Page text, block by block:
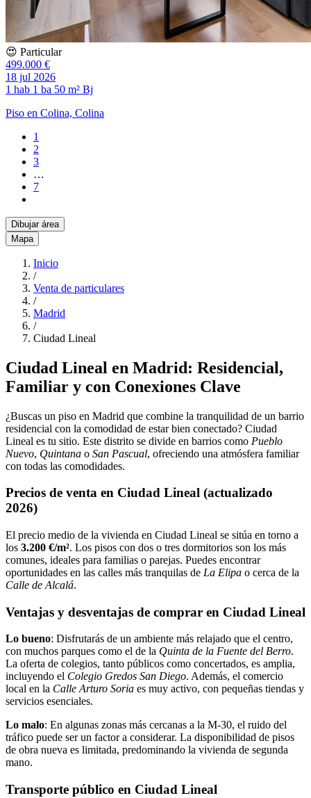
😍 Particular
499.000 €
18 jul 2026
1 hab 1 ba 50 m² Bj
Piso en Colina, Colina
1
2
3
…
7
Dibujar área
Mapa
Inicio
/
Venta de particulares
/
Madrid
/
Ciudad Lineal
Ciudad Lineal en Madrid: Residencial,
Familiar y con Conexiones Clave
¿Buscas un piso en Madrid que combine la tranquilidad de un barrio
residencial con la comodidad de estar bien conectado? Ciudad
Lineal es tu sitio. Este distrito se divide en barrios como Pueblo
Nuevo, Quintana o San Pascual, ofreciendo una atmósfera familiar
con todas las comodidades.
Precios de venta en Ciudad Lineal (actualizado
2026)
El precio medio de la vivienda en Ciudad Lineal se sitúa en torno a
los 3.200 €/m². Los pisos con dos o tres dormitorios son los más
comunes, ideales para familias o parejas. Puedes encontrar
oportunidades en las calles más tranquilas de La Elipa o cerca de la
Calle de Alcalá.
Ventajas y desventajas de comprar en Ciudad Lineal
Lo bueno: Disfrutarás de un ambiente más relajado que el centro,
con muchos parques como el de la Quinta de la Fuente del Berro.
La oferta de colegios, tanto públicos como concertados, es amplia,
incluyendo el Colegio Gredos San Diego. Además, el comercio
local en la Calle Arturo Soria es muy activo, con pequeñas tiendas y
servicios esenciales.
Lo malo: En algunas zonas más cercanas a la M-30, el ruido del
tráfico puede ser un factor a considerar. La disponibilidad de pisos
de obra nueva es limitada, predominando la vivienda de segunda
mano.
Transporte público en Ciudad Lineal